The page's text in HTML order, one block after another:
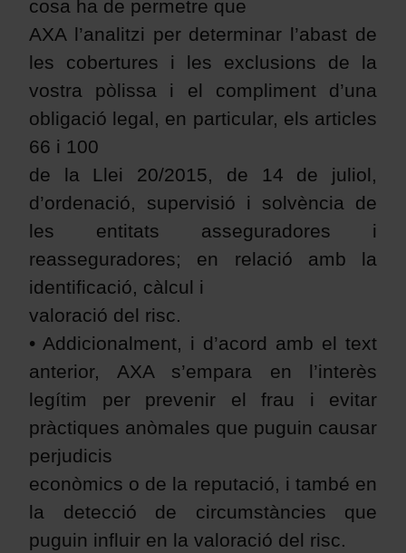
cosa ha de permetre que
AXA l’analitzi per determinar l’abast de
les cobertures i les exclusions de la
vostra pòlissa i el compliment d’una
obligació legal, en particular, els articles
66 i 100
de la Llei 20/2015, de 14 de juliol,
d’ordenació, supervisió i solvència de
les entitats asseguradores i
reasseguradores; en relació amb la
identificació, càlcul i
valoració del risc.
• Addicionalment, i d’acord amb el text
anterior, AXA s’empara en l’interès
legítim per prevenir el frau i evitar
pràctiques anòmales que puguin causar
perjudicis
econòmics o de la reputació, i també en
la detecció de circumstàncies que
puguin influir en la valoració del risc.